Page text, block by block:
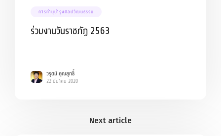
การทำนุบำรุงศิลปวัฒนธรรม
ร่วมงานวันราชภัฏ 2563
วรุตม์ คุณสุทธิ์
22 มีนาคม 2020